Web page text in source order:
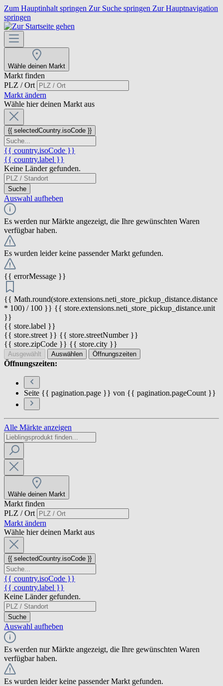
Zum Hauptinhalt springen Zur Suche springen Zur Hauptnavigation
springen
Wähle deinen Markt
Markt finden
PLZ / Ort
Markt ändern
Wähle hier deinen Markt aus
{{ selectedCountry.isoCode }}
{{ country.isoCode }}
{{ country.label }}
Keine Länder gefunden.
Suche
Auswahl aufheben
Es werden nur Märkte angezeigt, die Ihre gewünschten Waren
verfügbar haben.
Es wurden leider keine passender Markt gefunden.
{{ errorMessage }}
{{ Math.round(store.extensions.neti_store_pickup_distance.distance
* 100) / 100 }} {{ store.extensions.neti_store_pickup_distance.unit
}}
{{ store.label }}
{{ store.street }} {{ store.streetNumber }}
{{ store.zipCode }} {{ store.city }}
Ausgewählt Auswählen Öffnungszeiten
Öffnungszeiten:
Seite {{ pagination.page }} von {{ pagination.pageCount }}
Alle Märkte anzeigen
Wähle deinen Markt
Markt finden
PLZ / Ort
Markt ändern
Wähle hier deinen Markt aus
{{ selectedCountry.isoCode }}
{{ country.isoCode }}
{{ country.label }}
Keine Länder gefunden.
Suche
Auswahl aufheben
Es werden nur Märkte angezeigt, die Ihre gewünschten Waren
verfügbar haben.
Es wurden leider keine passender Markt gefunden.